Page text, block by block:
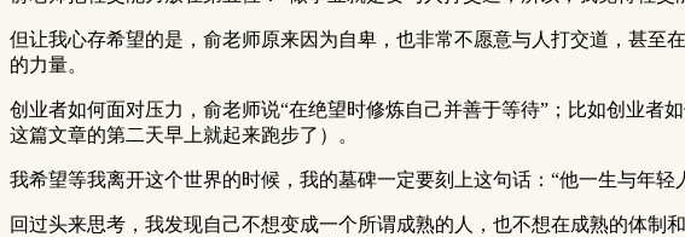
但让我心存希望的是，俞老师原来因为自卑，也非常不愿意与人打交道，甚
的力量。
创业者如何面对压力，俞老师说“在绝望时修炼自己并善于等待”；比如创业
这篇文章的第二天早上就起来跑步了）。
我希望等我离开这个世界的时候，我的墓碑一定要刻上这句话：“他一生与年
回过头来思考，我发现自己不想变成一个所谓成熟的人，也不想在成熟的体